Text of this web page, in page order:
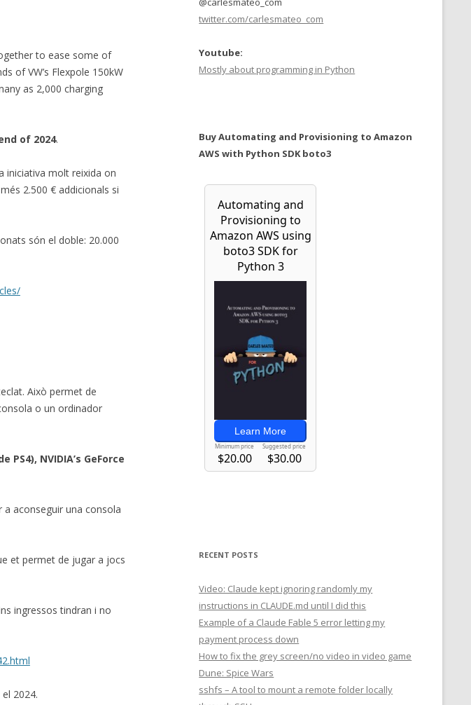
to ease some of
of VW’s Flexpole 150kW
as 2,000 charging
of 2024.
iniciativa molt reixida on
2.500 € addicionals si
són el doble: 20.000
Això permet de
o un ordinador
NVIDIA’s GeForce
a aconseguir una consola
et permet de jugar a jocs
ingressos tindran i no
2024.
twitter.com/carlesmateo_com
Youtube:
Mostly about programming in Python
Buy Automating and Provisioning to Amazon
AWS with Python SDK boto3
RECENT POSTS
Video: Claude kept ignoring randomly my
instructions in CLAUDE.md until I did this
Example of a Claude Fable 5 error letting my
payment process down
How to fix the grey screen/no video in video game
Dune: Spice Wars
sshfs – A tool to mount a remote folder locally